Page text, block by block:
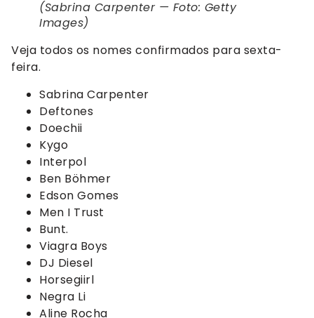
(Sabrina Carpenter — Foto: Getty
Images)
Veja todos os nomes confirmados para sexta-
feira.
Sabrina Carpenter
Deftones
Doechii
Kygo
Interpol
Ben Böhmer
Edson Gomes
Men I Trust
Bunt.
Viagra Boys
DJ Diesel
Horsegiirl
Negra Li
Aline Rocha